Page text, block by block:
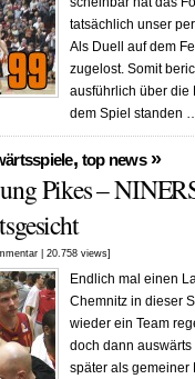
tatsächlich unser
Als Duell auf dem
zugelost. Somit
ausführlich über die
dem Spiel standen …
, top news»
Pikes –
| 20.758 views]
Endlich mal einen
Chemnitz in dieser
wieder ein Team
doch dann auswärts
später als gemeiner